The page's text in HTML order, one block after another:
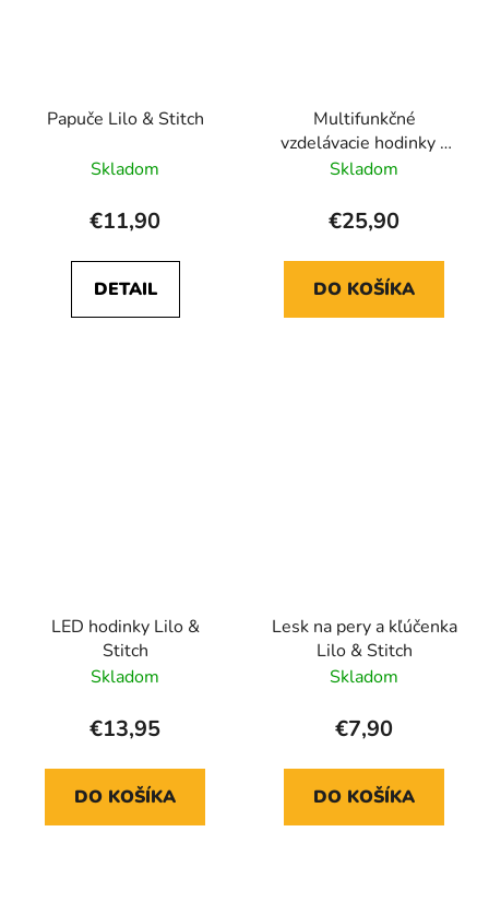
Papuče Lilo & Stitch
Skladom
€11,90
DETAIL
Multifunkčné
vzdelávacie hodinky s
hrami Lilo & Stitch
Skladom
€25,90
DO KOŠÍKA
LED hodinky Lilo &
Stitch
Skladom
€13,95
DO KOŠÍKA
Lesk na pery a kľúčenka
Lilo & Stitch
Skladom
€7,90
DO KOŠÍKA